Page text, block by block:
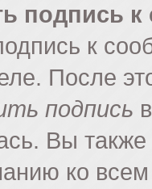
подпись
к
После
подпись
Вы
ко